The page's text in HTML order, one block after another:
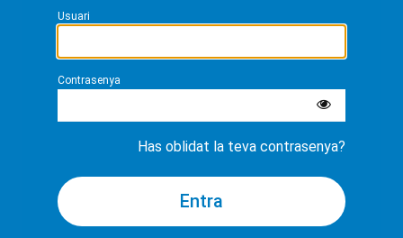
Usuari
Contrasenya
Has oblidat la teva contrasenya?